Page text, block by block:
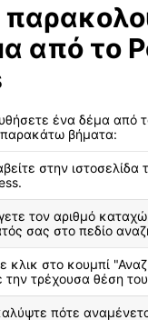
από το
ένα δέμα από
βήματα:
στην ιστοσελίδα
τον αριθμό
σας στο πεδίο
κλικ στο κουμπί
την τρέχουσα θέση
πότε